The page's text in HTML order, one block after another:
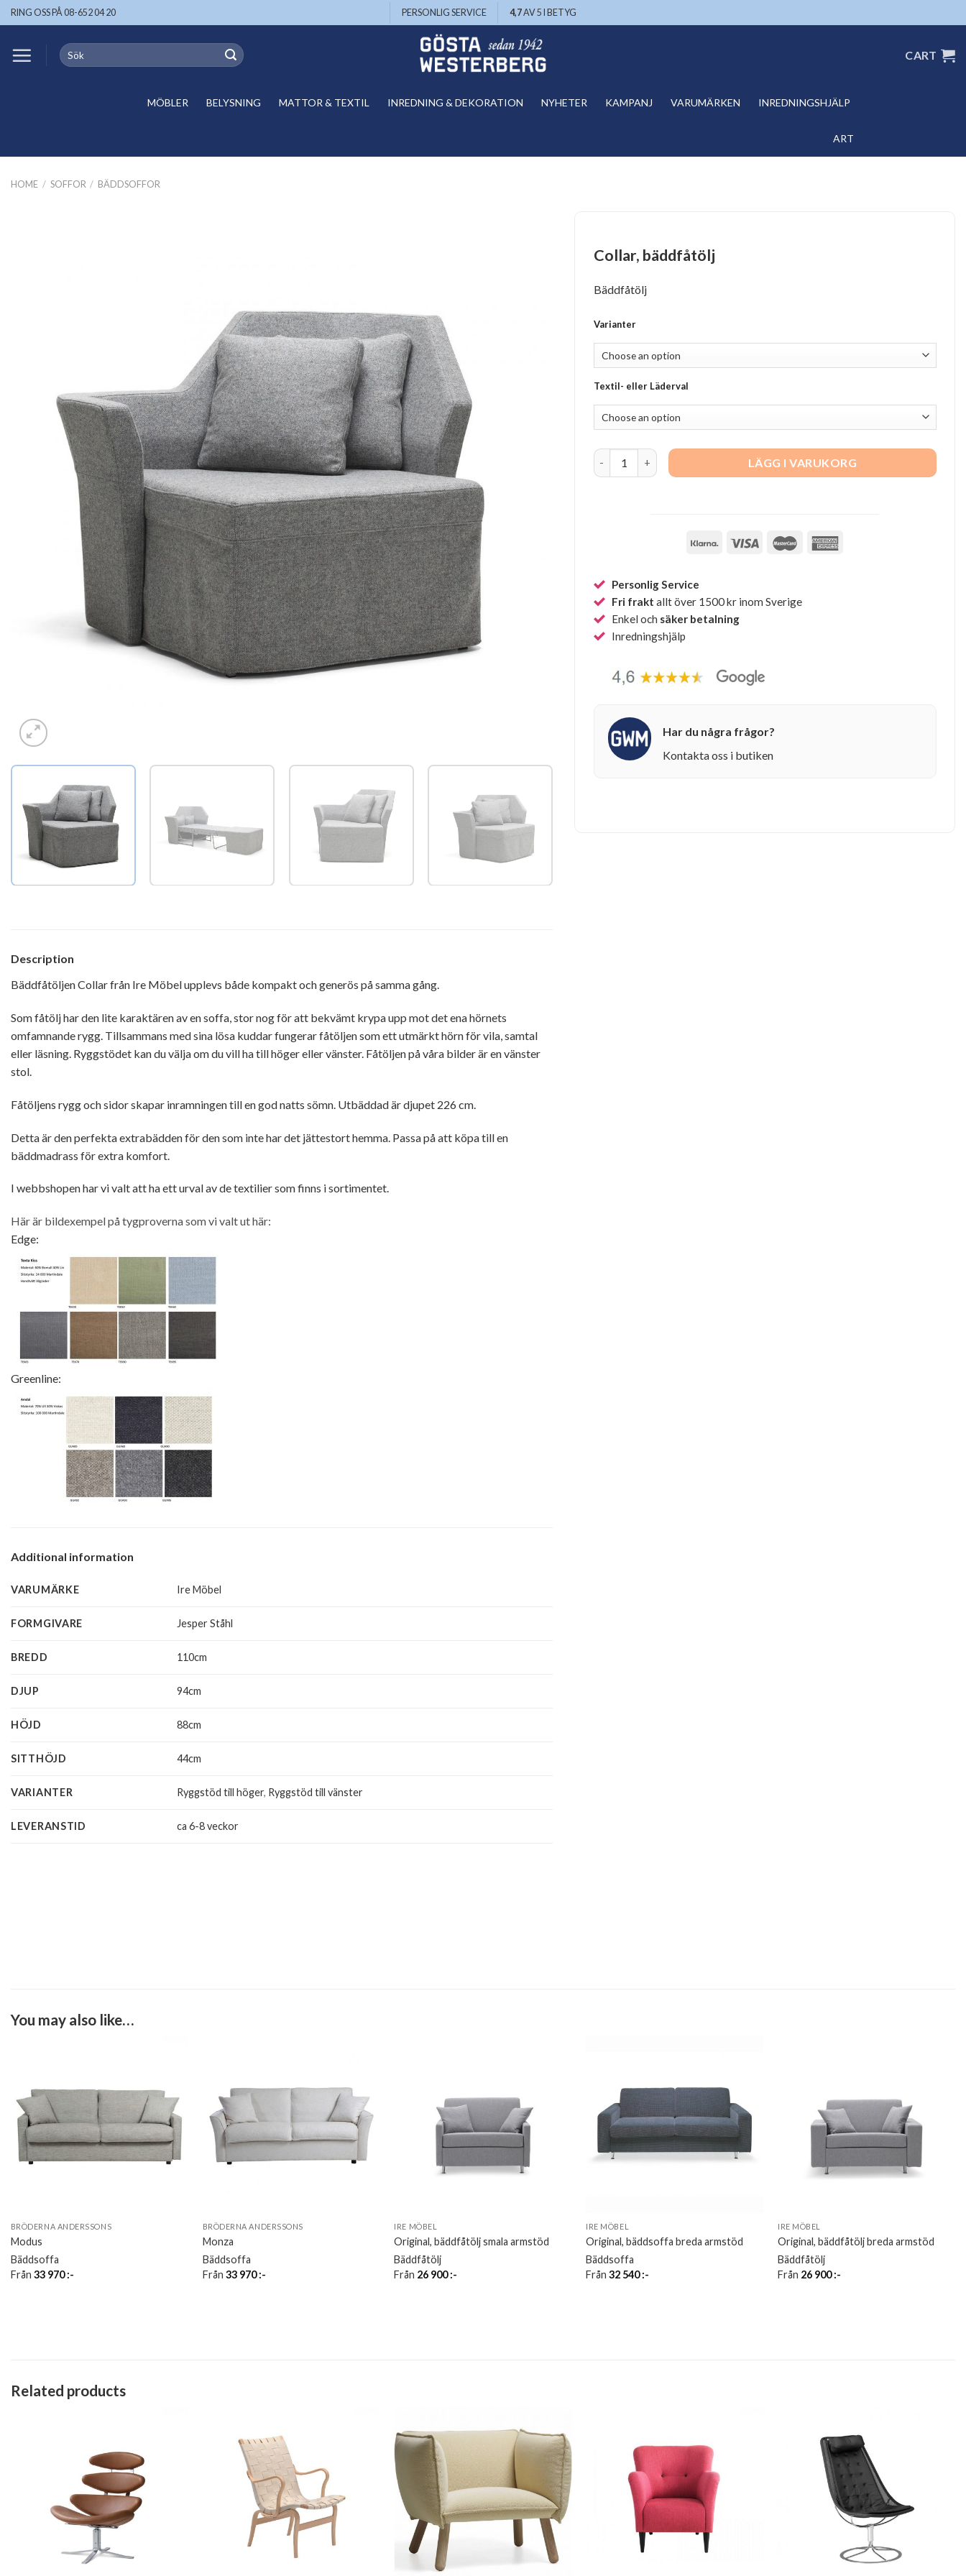
Skip
to
RING OSS PÅ 08-652 04 20 PERSONLIG SERVICE 4,7AV 5 I BETYG
Search
for:
CART
MÖBLER BELYSNING MATTOR & TEXTIL INREDNING & DEKORATION NYHETER KAMPANJ VARUMÄRKEN INREDNINGSHJÄLP
ART
HOME / SOFFOR / BÄDDSOFFOR
Description
Bäddfåtöljen Collar från Ire Möbel upplevs både kompakt och generös på samma gång.
Som fåtölj har den lite karaktären av en soffa, stor nog för att bekvämt krypa upp mot det ena hörnets
omfamnande rygg. Tillsammans med sina lösa kuddar fungerar fåtöljen som ett utmärkt hörn för vila, samtal
eller läsning. Ryggstödet kan du välja om du vill ha till höger eller vänster. Fåtöljen på våra bilder är en vänster
stol.
Fåtöljens rygg och sidor skapar inramningen till en god natts sömn. Utbäddad är djupet 226 cm.
Detta är den perfekta extrabädden för den som inte har det jättestort hemma. Passa på att köpa till en
bäddmadrass för extra komfort.
I webbshopen har vi valt att ha ett urval av de textilier som finns i sortimentet.
Här är bildexempel på tygproverna som vi valt ut här:
Edge:
Greenline:
Additional information
VARUMÄRKE Ire Möbel
FORMGIVARE Jesper Ståhl
BREDD 110cm
DJUP 94cm
HÖJD 88cm
SITTHÖJD 44cm
VARIANTER Ryggstöd till höger, Ryggstöd till vänster
LEVERANSTID ca 6-8 veckor
Collar, bäddfåtölj
Bäddfåtölj
Varianter
Textil- eller Läderval
Collar, bäddfåtölj quantity LÄGG I VARUKORG
Personlig Service
Fri frakt allt över 1500 kr inom Sverige
Enkel och säker betalning
Inredningshjälp
Har du några frågor?
Kontakta oss i butiken
You may also like…
BRÖDERNA ANDERSSONS
Modus
Bäddsoffa
Från 33 970:-
BRÖDERNA ANDERSSONS
Monza
Bäddsoffa
Från 33 970:-
IRE MÖBEL
Original, bäddfåtölj smala armstöd
Bäddfåtölj
Från 26 900:-
IRE MÖBEL
Original, bäddsoffa breda armstöd
Bäddsoffa
Från32 540:-
IRE MÖBEL
Original, bäddfåtölj breda armstöd
Bäddfåtölj
Från 26 900:-
Related products